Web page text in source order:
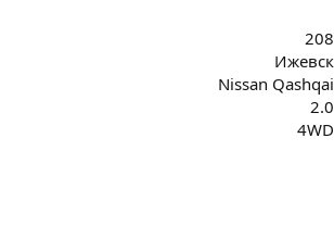
208
Ижевск
Nissan Qashqai
2.0
4WD